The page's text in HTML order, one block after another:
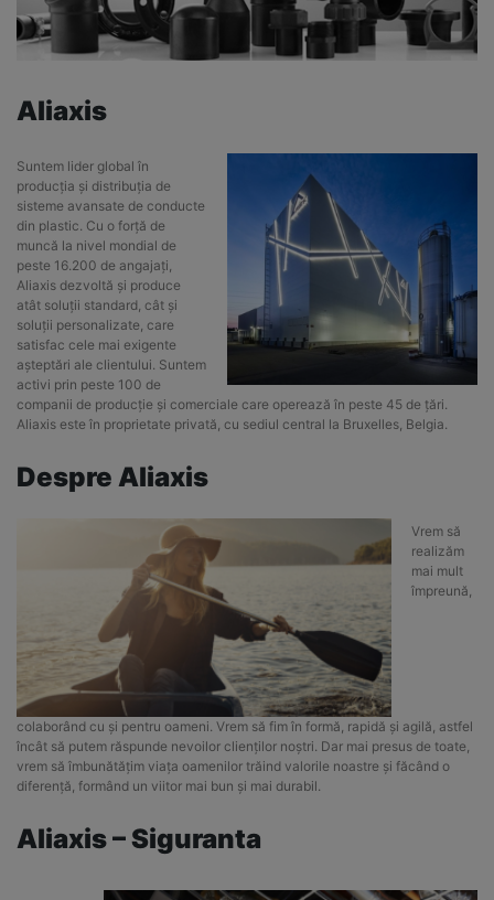
Aliaxis
Suntem lider global în
producția și distribuția de
sisteme avansate de conducte
din plastic. Cu o forță de
muncă la nivel mondial de
peste 16.200 de angajați,
Aliaxis dezvoltă și produce
atât soluții standard, cât și
soluții personalizate, care
satisfac cele mai exigente
așteptări ale clientului. Suntem
activi prin peste 100 de
companii de producție și comerciale care operează în peste 45 de țări.
Aliaxis este în proprietate privată, cu sediul central la Bruxelles, Belgia.
Despre Aliaxis
Vrem să
realizăm
mai mult
împreună,
colaborând cu și pentru oameni. Vrem să fim în formă, rapidă și agilă, astfel
încât să putem răspunde nevoilor clienților noștri. Dar mai presus de toate,
vrem să îmbunătățim viața oamenilor trăind valorile noastre și făcând o
diferență, formând un viitor mai bun și mai durabil.
Aliaxis – Siguranta